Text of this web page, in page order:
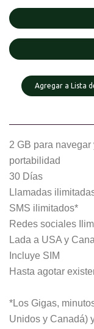
Agregar a Lista
2 GB para
portabilidad
30 Días
Llamadas
SMS ilimitados*
Redes sociales
Lada a USA y
Incluye SIM
Hasta agotar
*Los Gigas,
Unidos y Canadá)